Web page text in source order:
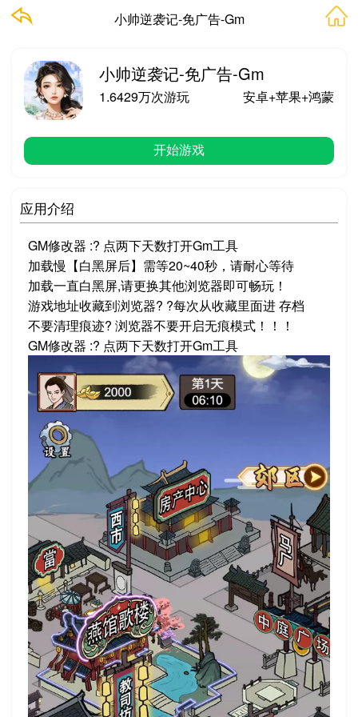
小帅逆袭记-免广告-Gm
小帅逆袭记-免广告-Gm
1.6429万次游玩 安卓+苹果+鸿蒙
开始游戏
应用介绍
GM修改器 :? 点两下天数打开Gm工具
加载慢【白黑屏后】需等20~40秒，请耐心等待
加载一直白黑屏,请更换其他浏览器即可畅玩！
游戏地址收藏到浏览器? ?每次从收藏里面进 存档
不要清理痕迹? 浏览器不要开启无痕模式！！！
GM修改器 :? 点两下天数打开Gm工具